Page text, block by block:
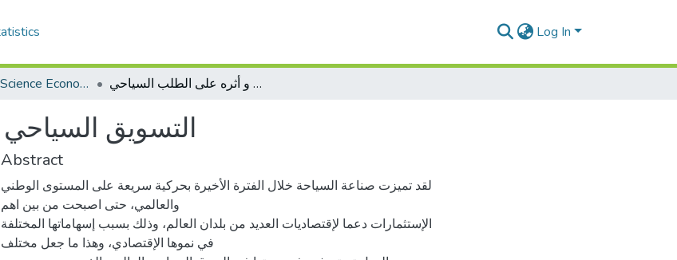
Log In
Magister en Science Economique التسويق السياحي و أثره على الطلب السياحي
التسويق
Abstract
لقد تميزت صناعة السياحة خلال الفترة الأخيرة بحركية سريعة على المستوى الوطني
والعالمي، حتى اصبحت من بين اهم
الإستثمارات دعما لإقتصاديات العديد من بلدان العالم، وذلك بسبب إسهاماتها المختلفة
في نموها الإقتصادي، وهذا ما جعل مختلف